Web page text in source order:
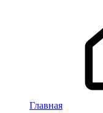
Главная